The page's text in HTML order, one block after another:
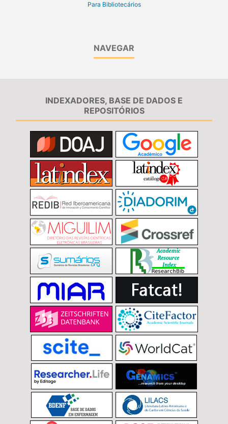
Para Bibliotecários
NAVEGAR
INDEXADORES, BASE DE DADOS E
REPOSITÓRIOS